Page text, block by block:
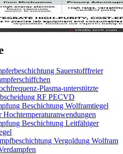
Sauerstofffreier
Plasma-unterstützte
RF PECVD
Beschichtung Wolframtiegel
Beschichtung Leitfähiger
Vergoldung Wolfram